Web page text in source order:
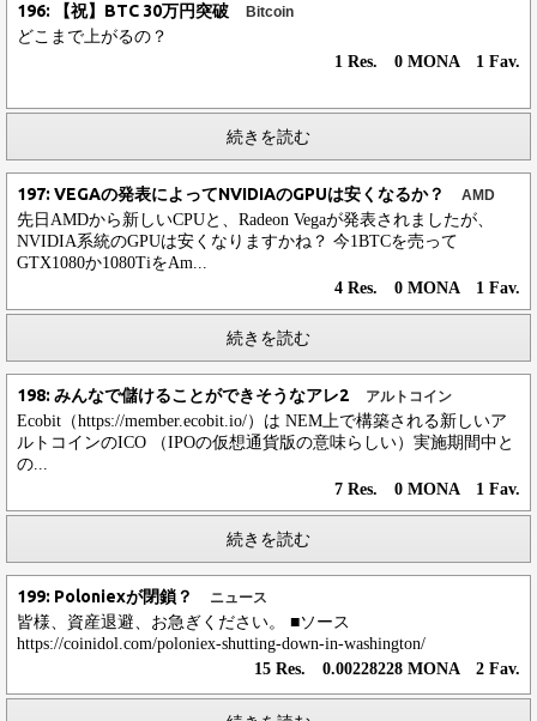
196: 【祝】BTC 30万円突破 Bitcoin
どこまで上がるの？
1 Res. 0 MONA 1 Fav.
続きを読む
197: VEGAの発表によってNVIDIAのGPUは安くなるか？ AMD
先日AMDから新しいCPUと、Radeon Vegaが発表されましたが、
NVIDIA系統のGPUは安くなりますかね？ 今1BTCを売って
GTX1080か1080TiをAm...
4 Res. 0 MONA 1 Fav.
続きを読む
198: みんなで儲けることができそうなアレ2 アルトコイン
Ecobit（https://member.ecobit.io/）は NEM上で構築される新しいア
ルトコインのICO （IPOの仮想通貨版の意味らしい）実施期間中と
の...
7 Res. 0 MONA 1 Fav.
続きを読む
199: Poloniexが閉鎖？ ニュース
皆様、資産退避、お急ぎください。 ■ソース
https://coinidol.com/poloniex-shutting-down-in-washington/
15 Res. 0.00228228 MONA 2 Fav.